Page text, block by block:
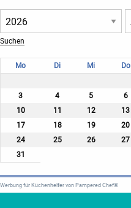
Mo Di Mi Do
3
4 5 6
10
11 12 13
17
18 19 20
24
25 26 27
31
Werbung für Küchenhelfer von Pampered Chef®